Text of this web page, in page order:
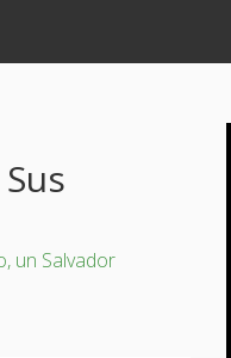
un Salvador